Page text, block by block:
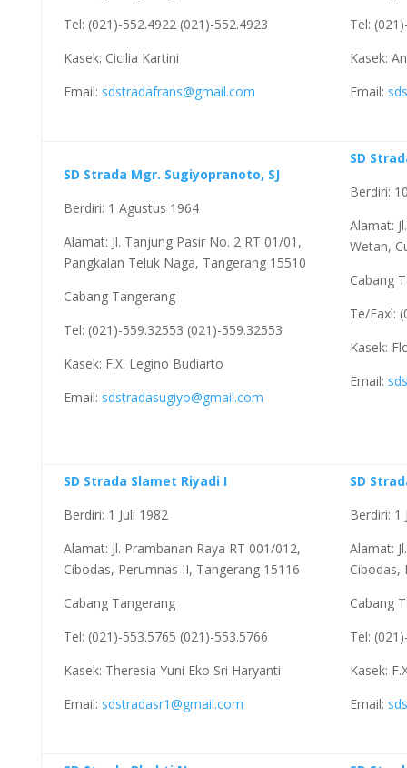
Tel: (021)-552.4922 (021)-552.4923
Kasek: Cicilia Kartini
Email: sdstradafrans@gmail.com
Tel:
Kasek:
Email:
SD Strada Mgr. Sugiyopranoto, SJ
Berdiri: 1 Agustus 1964
Alamat: Jl. Tanjung Pasir No. 2 RT 01/01,
Pangkalan Teluk Naga, Tangerang 15510
Cabang Tangerang
Tel: (021)-559.32553 (021)-559.32553
Kasek: F.X. Legino Budiarto
Email: sdstradasugiyo@gmail.com
SD
Berdiri:
Alamat:
Wetan,
Cabang
Te/Faxl:
Kasek:
Email:
SD Strada Slamet Riyadi I
Berdiri: 1 Juli 1982
Alamat: Jl. Prambanan Raya RT 001/012,
Cibodas, Perumnas II, Tangerang 15116
Cabang Tangerang
Tel: (021)-553.5765 (021)-553.5766
Kasek: Theresia Yuni Eko Sri Haryanti
Email: sdstradasr1@gmail.com
SD
Berdiri: 1
Alamat:
Cibodas,
Cabang
Tel:
Kasek:
Email: